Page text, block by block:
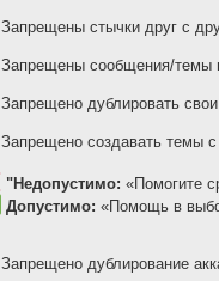
Запрещены стычки друг с
Запрещены сообщения/
Запрещено дублировать
Запрещено создавать темы
"Недопустимо: «Помогите
Допустимо: «Помощь в
Запрещено дублирование